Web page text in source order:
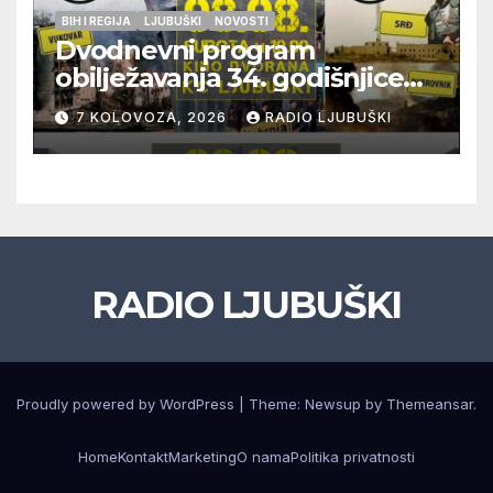
BIH I REGIJA LJUBUŠKI NOVOSTI
Dvodnevni program
obilježavanja 34. godišnjice
pogibije generala Blaža
Kraljevića i osmorice
pripadnika HOS-a
7 KOLOVOZA, 2026 RADIO LJUBUŠKI
RADIO LJUBUŠKI
Proudly powered by WordPress Theme: Newsup by Themeansar.
HomeKontaktMarketingO namaPolitika privatnosti